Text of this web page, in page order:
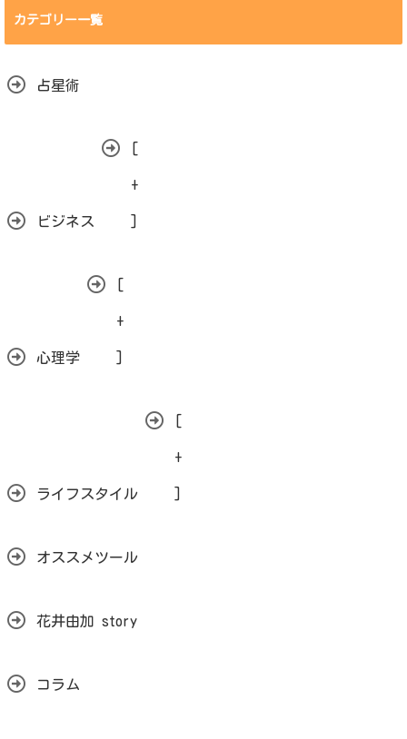
カテゴリー一覧
占星術
ビジネス
[
+
]
心理学
[
+
]
ライフスタイル
[
+
]
オススメツール
花井由加 story
コラム